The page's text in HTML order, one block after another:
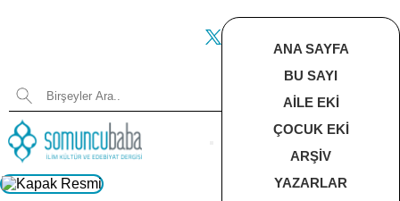
ANA SAYFA
BU SAYI
AILE EKI
ÇOCUK EKI
ARŞIV
YAZARLAR